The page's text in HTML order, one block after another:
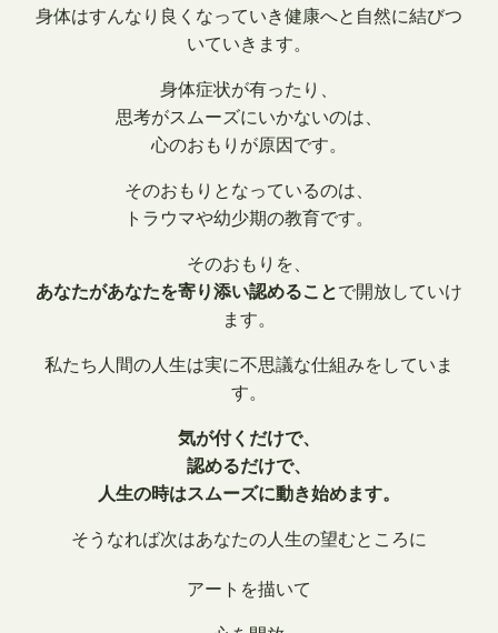
身体はすんなり良くなっていき健康へと自然に結びつ
いていきます。
身体症状が有ったり、
思考がスムーズにいかないのは、
心のおもりが原因です。
そのおもりとなっているのは、
トラウマや幼少期の教育です。
そのおもりを、
あなたがあなたを寄り添い認めることで開放していけ
ます。
私たち人間の人生は実に不思議な仕組みをしていま
す。
気が付くだけで、
認めるだけで、
人生の時はスムーズに動き始めます。
そうなれば次はあなたの人生の望むところに
アートを描いて